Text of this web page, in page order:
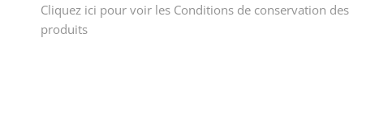
Cliquez ici pour voir les Conditions de conservation des
produits